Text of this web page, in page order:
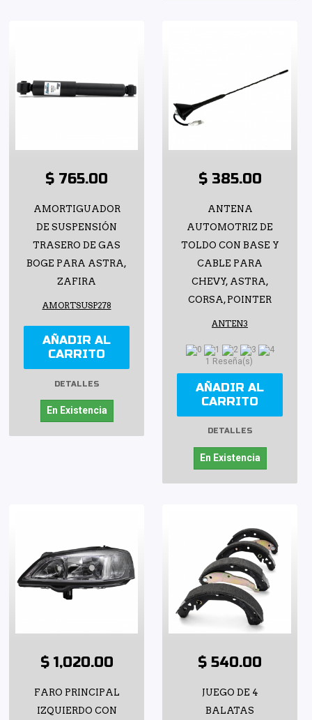
$ 765.00
AMORTIGUADOR
DE SUSPENSIÓN
TRASERO DE GAS
BOGE PARA ASTRA,
ZAFIRA
AMORTSUSP278
AÑADIR AL
CARRITO
DETALLES
En Existencia
$ 385.00
ANTENA
AUTOMOTRIZ DE
TOLDO CON BASE Y
CABLE PARA
CHEVY, ASTRA,
CORSA, POINTER
ANTEN3
1 Reseña(s)
AÑADIR AL
CARRITO
DETALLES
En Existencia
$ 1,020.00
FARO PRINCIPAL
IZQUIERDO CON
$ 540.00
JUEGO DE 4
BALATAS